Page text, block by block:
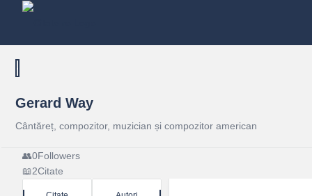
Gerard Way
Cântăreț, compozitor, muzician și compozitor american
0Followers
2Citate
Stats